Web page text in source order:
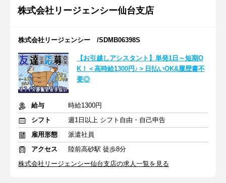
株式会社リージェンシー仙台支店
株式会社リージェンシー /SDMB06398S
【お引越しアシスタント】単発1日～短期O
K！＜高時給1300円♪＞日払いOK&履歴書不
要◎
給与
時給1300円
シフト
週1日以上 シフト自由・自己申告
雇用形態
派遣社員
アクセス
陸前高砂駅 徒歩8分
株式会社リージェンシー仙台支店の求人一覧を見る